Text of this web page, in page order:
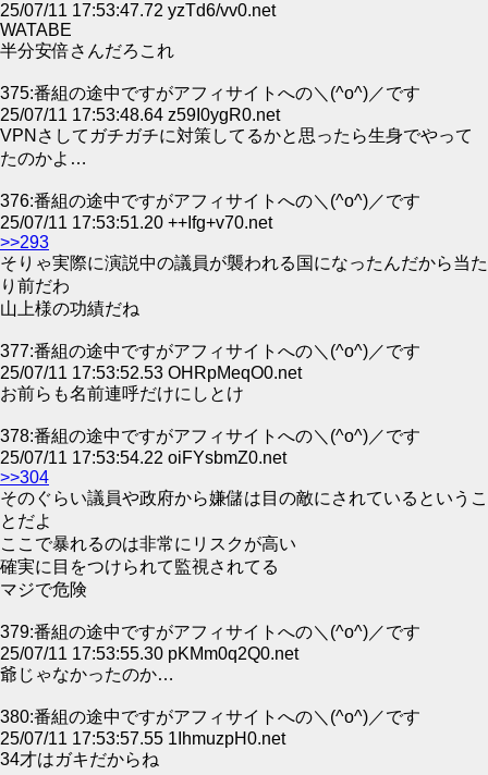
25/07/11 17:53:47.72 yzTd6/vv0.net
WATABE
半分安倍さんだろこれ
375:番組の途中ですがアフィサイトへの＼(^o^)／です
25/07/11 17:53:48.64 z59I0ygR0.net
VPNさしてガチガチに対策してるかと思ったら生身でやって
たのかよ…
376:番組の途中ですがアフィサイトへの＼(^o^)／です
25/07/11 17:53:51.20 ++Ifg+v70.net
>>293
そりゃ実際に演説中の議員が襲われる国になったんだから当た
り前だわ
山上様の功績だね
377:番組の途中ですがアフィサイトへの＼(^o^)／です
25/07/11 17:53:52.53 OHRpMeqO0.net
お前らも名前連呼だけにしとけ
378:番組の途中ですがアフィサイトへの＼(^o^)／です
25/07/11 17:53:54.22 oiFYsbmZ0.net
>>304
そのぐらい議員や政府から嫌儲は目の敵にされているというこ
とだよ
ここで暴れるのは非常にリスクが高い
確実に目をつけられて監視されてる
マジで危険
379:番組の途中ですがアフィサイトへの＼(^o^)／です
25/07/11 17:53:55.30 pKMm0q2Q0.net
爺じゃなかったのか…
380:番組の途中ですがアフィサイトへの＼(^o^)／です
25/07/11 17:53:57.55 1IhmuzpH0.net
34才はガキだからね